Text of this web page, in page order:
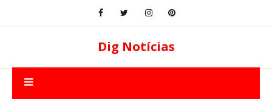
Dig Notícias